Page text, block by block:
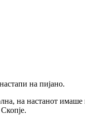
на пијано.
на настанот имаше